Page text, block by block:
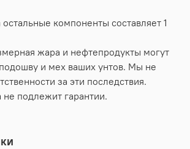
остальные компоненты составляет 1
жара и нефтепродукты могут
и мех ваших унтов. Мы не
за эти последствия.
подлежит гарантии.